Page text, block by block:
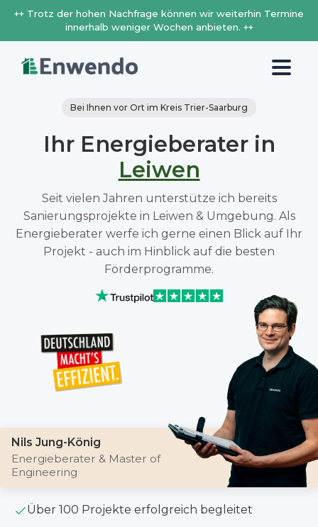
++ Trotz der hohen Nachfrage können wir weiterhin Termine
innerhalb weniger Wochen anbieten. ++
Bei Ihnen vor Ort im Kreis Trier-Saarburg
Ihr Energieberater in
Leiwen
Seit vielen Jahren unterstütze ich bereits
Sanierungsprojekte in Leiwen & Umgebung. Als
Energieberater werfe ich gerne einen Blick auf Ihr
Projekt - auch im Hinblick auf die besten
Förderprogramme.
Nils Jung-König
Energieberater & Master of
Engineering
Über 100 Projekte erfolgreich begleitet